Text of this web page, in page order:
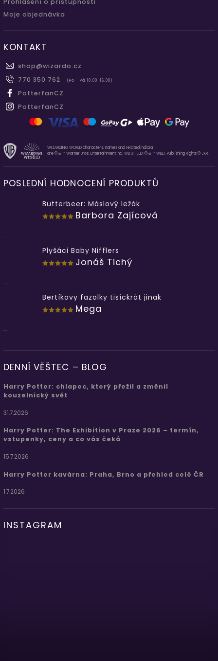
Moje objednávka
KONTAKT
shop@wizardo.cz
770 350 762
(Po - Pá 10.00-16.00)
PotterfanCZ
PotterfanCZ
WIZARDING WORLD characters, names and related indicia
are © & ™ Warner Bros. Entertainment Inc. WB SHIELD: © & ™ WBEI. Publishing Rights © JKR.
POSLEDNÍ HODNOCENÍ PRODUKTŮ
Butterbeer: Máslový ležák
Barbora Zajícová
...
Plyšáci Baby Nifflers
Jonáš Tichý
...
Bertíkovy fazolky tisíckrát jinak
Mega
...
DENNÍ VĚŠTEC – BLOG
Harry Potter: chlapec, který přežil a změnil
kouzelnický svět
31.7.2026
Harry Potter: The Exhibition v Praze 2026 – termín,
vstupenky, ceny a co vás čeká
15.7.2026
Harry Potter kavárna: Praha, Brno a přehled celé ČR
1.7.2026
INSTAGRAM